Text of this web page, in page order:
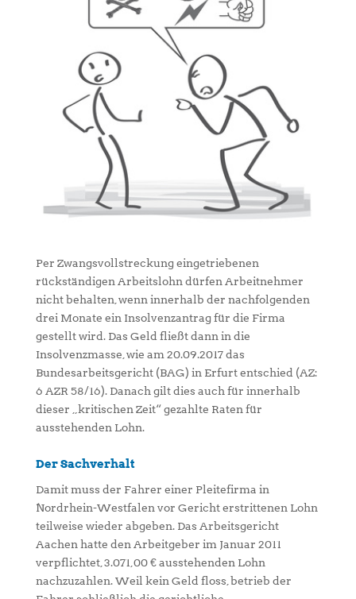
Per Zwangsvollstreckung eingetriebenen
rückständigen Arbeitslohn dürfen Arbeitnehmer
nicht behalten, wenn innerhalb der nachfolgenden
drei Monate ein Insolvenzantrag für die Firma
gestellt wird. Das Geld fließt dann in die
Insolvenzmasse, wie am 20.09.2017 das
Bundesarbeitsgericht (BAG) in Erfurt entschied (AZ:
6 AZR 58/16). Danach gilt dies auch für innerhalb
dieser „kritischen Zeit“ gezahlte Raten für
ausstehenden Lohn.
Der Sachverhalt
Damit muss der Fahrer einer Pleitefirma in
Nordrhein-Westfalen vor Gericht erstrittenen Lohn
teilweise wieder abgeben. Das Arbeitsgericht
Aachen hatte den Arbeitgeber im Januar 2011
verpflichtet, 3.071,00 € ausstehenden Lohn
nachzuzahlen. Weil kein Geld floss, betrieb der